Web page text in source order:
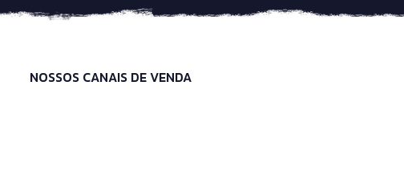
NOSSOS CANAIS DE VENDA